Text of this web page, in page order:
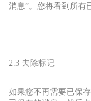
消息”。您将看到所有
2.3 去除标记
如果您不再需要已保